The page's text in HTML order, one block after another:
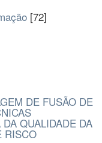
[72]
DE FUSÃO DE
QUALIDADE DA
RISCO